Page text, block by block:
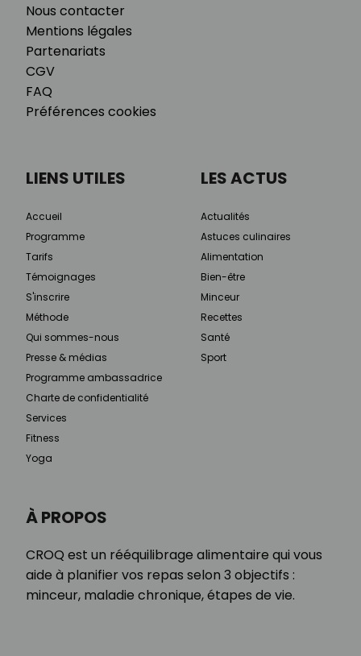
Nous contacter
Mentions légales
Partenariats
CGV
FAQ
Préférences cookies
À PROPOS
CROQ est un rééquilibrage alimentaire qui vous
aide à planifier vos repas selon 3 objectifs :
minceur, maladie chronique, étapes de vie.
LIENS UTILES
Accueil
Programme
Tarifs
Témoignages
S'inscrire
Méthode
Qui sommes-nous
Presse & médias
Programme ambassadrice
Charte de confidentialité
Services
Fitness
Yoga
LES ACTUS
Actualités
Astuces culinaires
Alimentation
Bien-être
Minceur
Recettes
Santé
Sport